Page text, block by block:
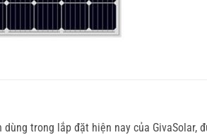
trong lắp đặt hiện nay của GivaSolar,